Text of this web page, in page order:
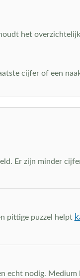
het
cijfer of een
Er zijn minder
pittige puzzel helpt
echt nodig. Medium